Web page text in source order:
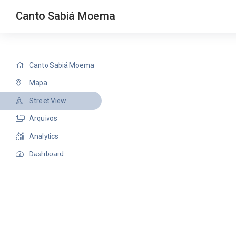
Canto Sabiá Moema
Canto Sabiá Moema
Mapa
Street View
Arquivos
Analytics
Dashboard